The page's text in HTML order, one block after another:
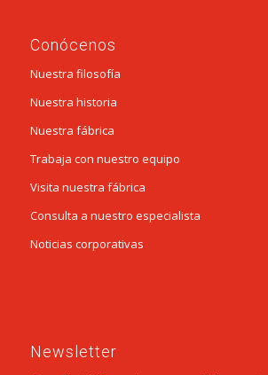
Conócenos
Nuestra filosofía
Nuestra historia
Nuestra fábrica
Trabaja con nuestro equipo
Visita nuestra fábrica
Consulta a nuestro especialista
Noticias corporativas
Newsletter